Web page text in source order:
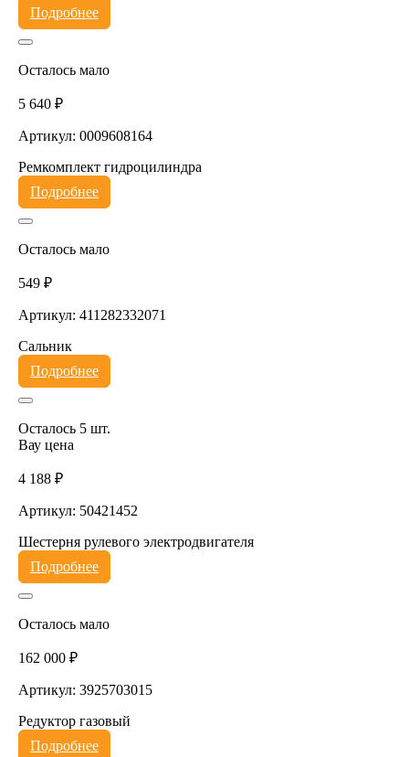
Подробнее
Осталось мало
5 640 ₽
Артикул: 0009608164
Ремкомплект гидроцилиндра
Подробнее
Осталось мало
549 ₽
Артикул: 411282332071
Сальник
Подробнее
Осталось 5 шт.
Вау цена
4 188 ₽
Артикул: 50421452
Шестерня рулевого электродвигателя
Подробнее
Осталось мало
162 000 ₽
Артикул: 3925703015
Редуктор газовый
Подробнее